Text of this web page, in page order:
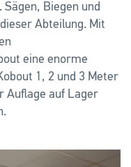
Biegen und
Abteilung. Mit
eine enorme
1, 2 und 3 Meter
Auflage auf Lager